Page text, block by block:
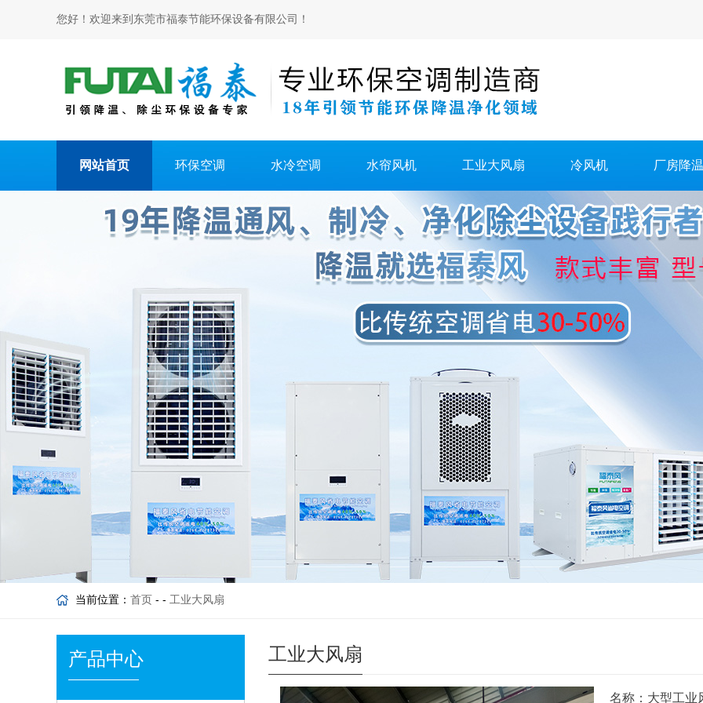
您好！欢迎来到东莞市福泰节能环保设备有限公司！
网站首页 环保空调 水冷空调 水帘风机 工业大风扇 冷风机 厂房降
当前位置： 首页 - - 工业大风扇
产品中心 工业大风扇
名称：大型工业